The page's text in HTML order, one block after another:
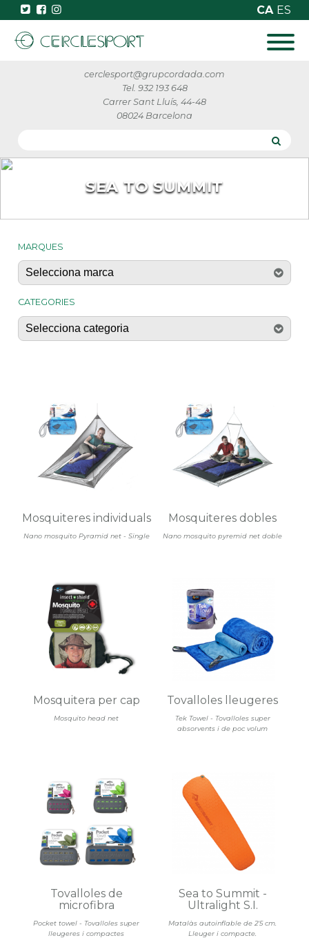
CA ES
cerclesport@grupcordada.com
Tel. 932 193 648
Carrer Sant Lluís, 44-48
08024 Barcelona
SEA TO SUMMIT
MARQUES
CATEGORIES
Nano mosquito Pyramid net - Single
Mosquiteres individuals
Nano mosquito pyremid net doble
Mosquiteres dobles
Mosquito head net
Mosquitera per cap
Tek Towel - Tovalloles super
absorvents i de poc volum
Tovalloles lleugeres
Pocket towel - Tovalloles super
lleugeres i compactes
Tovalloles de
microfibra
Matalàs autoinflable de 2'5 cm.
Lleuger i compacte.
Sea to Summit -
Ultralight S.I.